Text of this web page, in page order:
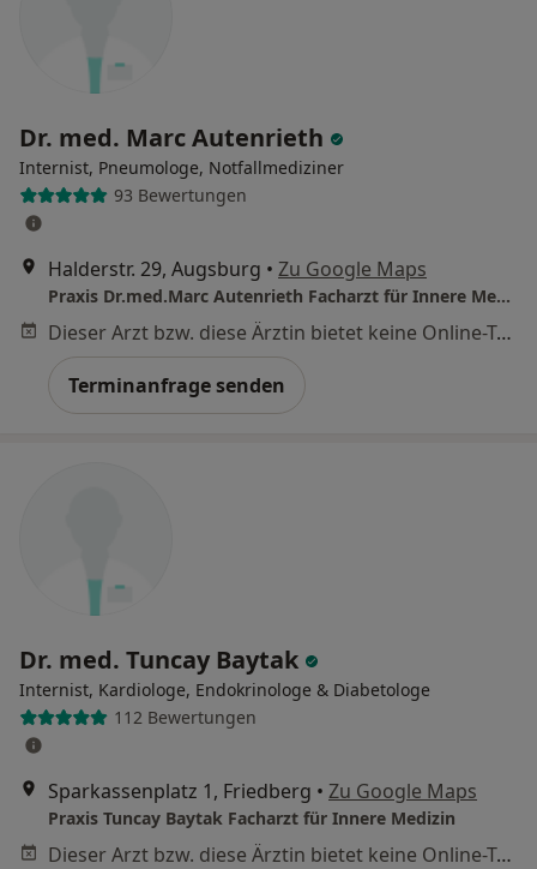
Dr. med. Marc Autenrieth
Internist, Pneumologe, Notfallmediziner
93 Bewertungen
Halderstr. 29, Augsburg • Zu Google Maps
Praxis Dr.med.Marc Autenrieth Facharzt für Innere Medizin und Pneumologie
Dieser Arzt bzw. diese Ärztin bietet keine Online-Terminbuchung an diesem Standort an.
Terminanfrage senden
Dr. med. Tuncay Baytak
Internist, Kardiologe, Endokrinologe & Diabetologe
112 Bewertungen
Sparkassenplatz 1, Friedberg • Zu Google Maps
Praxis Tuncay Baytak Facharzt für Innere Medizin
Dieser Arzt bzw. diese Ärztin bietet keine Online-Terminbuchung an diesem Standort an.